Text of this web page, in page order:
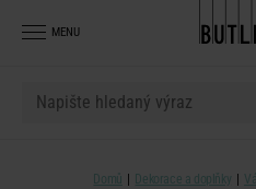
MENU
Domů Dekorace a doplňky